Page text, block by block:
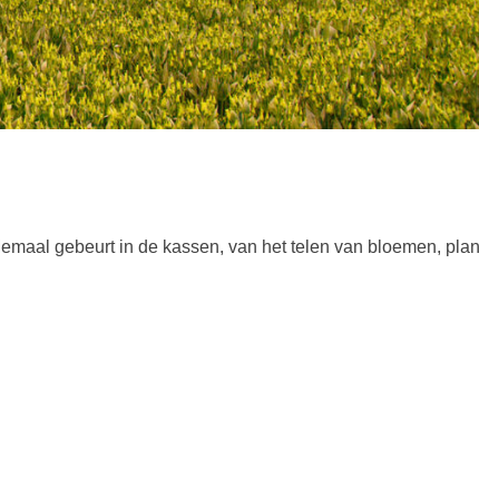
gebeurt in de kassen, van het telen van bloemen,